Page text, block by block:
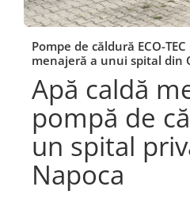
Pompe de căldură ECO-
menajeră a unui spital din
Apă caldă
pompă de
un spital
Napoca